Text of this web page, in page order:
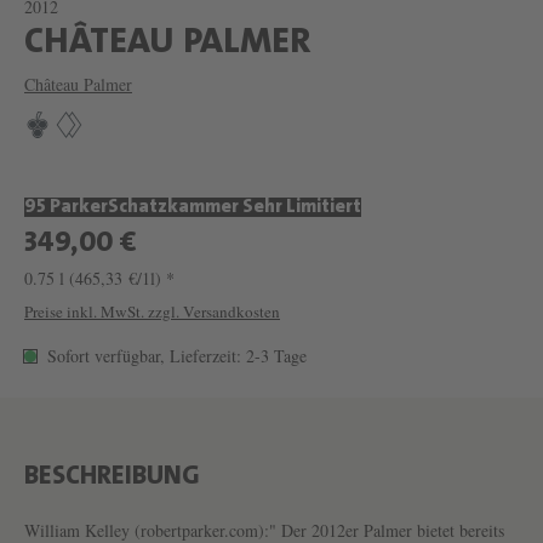
2012
CHÂTEAU PALMERW
C
H
L
Château Palmer
95 ParkerSchatzkammer Sehr Limitiert
349,00 €
0.75 l (465,33 €/1l) *
Preise inkl. MwSt. zzgl. Versandkosten
Sofort verfügbar, Lieferzeit: 2-3 Tage
BESCHREIBUNG
William Kelley (robertparker.com):" Der 2012er Palmer bietet bereits